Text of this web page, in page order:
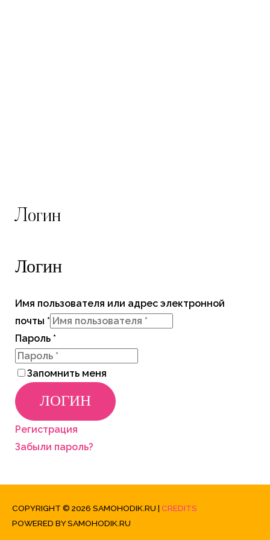
Логин
Логин
Имя пользователя или адрес электронной
почты *
Пароль *
Запомнить меня
ЛОГИН
Регистрация
Забыли пароль?
COPYRIGHT © 2026 SAMOHODIK.RU | CREDITS
POWERED BYSAMOHODIK.RU